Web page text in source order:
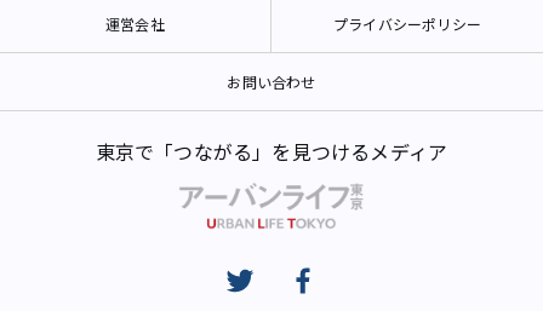
運営会社 プライバシーポリシー
お問い合わせ
東京で「つながる」を見つけるメディア